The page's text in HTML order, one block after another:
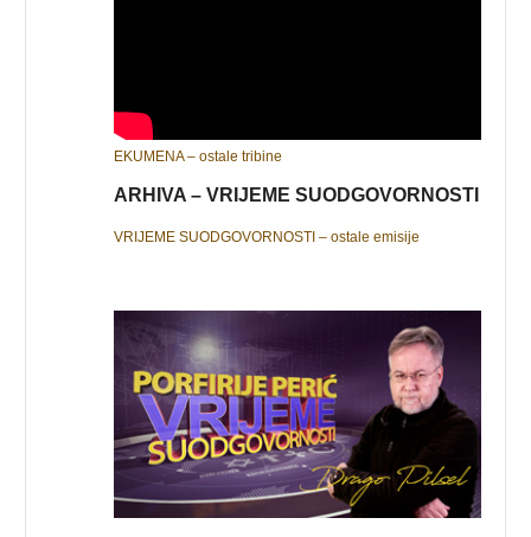
EKUMENA – ostale tribine
ARHIVA – VRIJEME SUODGOVORNOSTI
VRIJEME SUODGOVORNOSTI – ostale emisije